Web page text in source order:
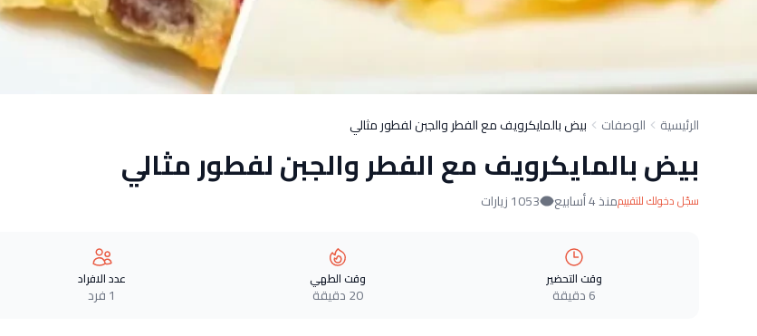
الرئيسية الوصفات بيض بالمايكرويف مع الفطر والجبن لفطور مثالي
بيض بالمايكرويف مع الفطر والجبن لفطور مثالي
سجّل دخولك للتقييممنذ 4 أسابيع 1053 زيارات
وقت التحضير
6 دقيقة
وقت الطهي
20 دقيقة
عدد الافراد
1 فرد